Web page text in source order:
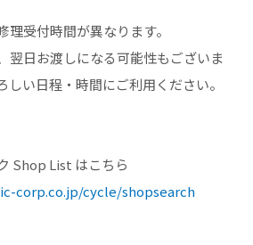
受付時間が異なります。
翌日お渡しになる可能性もございま
しい日程・時間にご利用ください。
Shop List はこちら
corp.co.jp/cycle/shopsearch